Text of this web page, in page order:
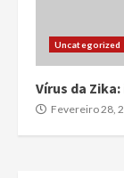
Uncategorized
Vírus da
Fevereiro 28,